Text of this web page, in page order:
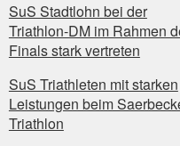
SuS Stadtlohn bei der
Triathlon-DM im Rahmen
Finals stark vertreten
SuS Triathleten mit starken
Leistungen beim
Triathlon